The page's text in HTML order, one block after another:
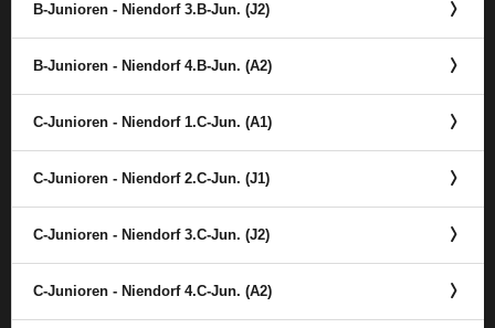
B-Junioren - Niendorf 3.B-Jun. (J2)
B-Junioren - Niendorf 4.B-Jun. (A2)
C-Junioren - Niendorf 1.C-Jun. (A1)
C-Junioren - Niendorf 2.C-Jun. (J1)
C-Junioren - Niendorf 3.C-Jun. (J2)
C-Junioren - Niendorf 4.C-Jun. (A2)